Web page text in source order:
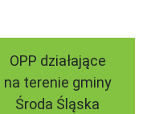
OPP działające
na terenie gminy
Środa Śląska